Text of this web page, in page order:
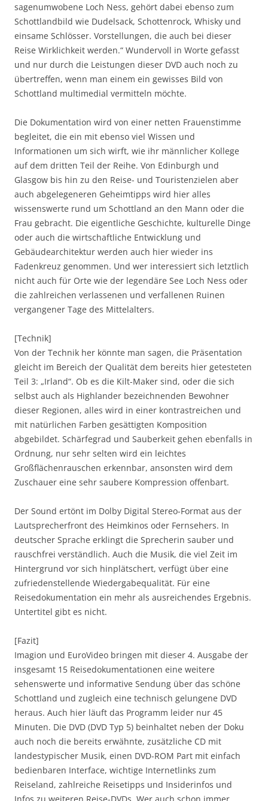
sagenumwobene Loch Ness, gehört dabei ebenso zum
Schottlandbild wie Dudelsack, Schottenrock, Whisky und
einsame Schlösser. Vorstellungen, die auch bei dieser
Reise Wirklichkeit werden.“ Wundervoll in Worte gefasst
und nur durch die Leistungen dieser DVD auch noch zu
übertreffen, wenn man einem ein gewisses Bild von
Schottland multimedial vermitteln möchte.
Die Dokumentation wird von einer netten Frauenstimme
begleitet, die ein mit ebenso viel Wissen und
Informationen um sich wirft, wie ihr männlicher Kollege
auf dem dritten Teil der Reihe. Von Edinburgh und
Glasgow bis hin zu den Reise- und Touristenzielen aber
auch abgelegeneren Geheimtipps wird hier alles
wissenswerte rund um Schottland an den Mann oder die
Frau gebracht. Die eigentliche Geschichte, kulturelle Dinge
oder auch die wirtschaftliche Entwicklung und
Gebäudearchitektur werden auch hier wieder ins
Fadenkreuz genommen. Und wer interessiert sich letztlich
nicht auch für Orte wie der legendäre See Loch Ness oder
die zahlreichen verlassenen und verfallenen Ruinen
vergangener Tage des Mittelalters.
[Technik]
Von der Technik her könnte man sagen, die Präsentation
gleicht im Bereich der Qualität dem bereits hier getesteten
Teil 3: „Irland“. Ob es die Kilt-Maker sind, oder die sich
selbst auch als Highlander bezeichnenden Bewohner
dieser Regionen, alles wird in einer kontrastreichen und
mit natürlichen Farben gesättigten Komposition
abgebildet. Schärfegrad und Sauberkeit gehen ebenfalls in
Ordnung, nur sehr selten wird ein leichtes
Großflächenrauschen erkennbar, ansonsten wird dem
Zuschauer eine sehr saubere Kompression offenbart.
Der Sound ertönt im Dolby Digital Stereo-Format aus der
Lautsprecherfront des Heimkinos oder Fernsehers. In
deutscher Sprache erklingt die Sprecherin sauber und
rauschfrei verständlich. Auch die Musik, die viel Zeit im
Hintergrund vor sich hinplätschert, verfügt über eine
zufriedenstellende Wiedergabequalität. Für eine
Reisedokumentation ein mehr als ausreichendes Ergebnis.
Untertitel gibt es nicht.
[Fazit]
Imagion und EuroVideo bringen mit dieser 4. Ausgabe der
insgesamt 15 Reisedokumentationen eine weitere
sehenswerte und informative Sendung über das schöne
Schottland und zugleich eine technisch gelungene DVD
heraus. Auch hier läuft das Programm leider nur 45
Minuten. Die DVD (DVD Typ 5) beinhaltet neben der Doku
auch noch die bereits erwähnte, zusätzliche CD mit
landestypischer Musik, einen DVD-ROM Part mit einfach
bedienbaren Interface, wichtige Internetlinks zum
Reiseland, zahlreiche Reisetipps und Insiderinfos und